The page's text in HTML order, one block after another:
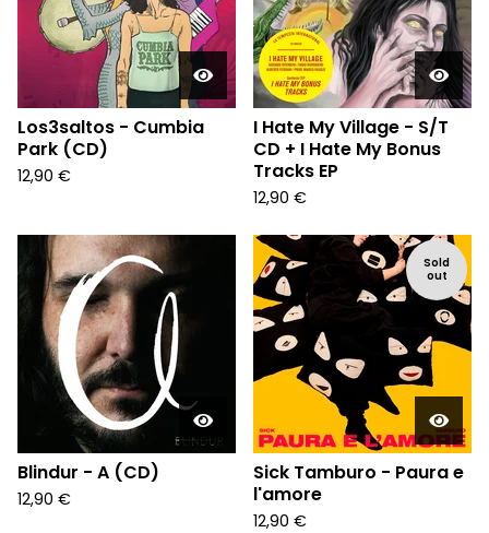
Los3saltos - Cumbia
Park (CD)
12,90 €
I Hate My Village - S/T
CD + I Hate My Bonus
Tracks EP
12,90 €
Blindur - A (CD)
12,90 €
Sold
out
Sick Tamburo - Paura e
l'amore
12,90 €